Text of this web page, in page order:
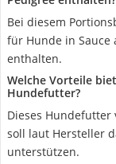
Bei diesem
für Hunde in Sauce
enthalten.
Welche Vorteile
Hundefutter?
Dieses
soll laut Hersteller
unterstützen.